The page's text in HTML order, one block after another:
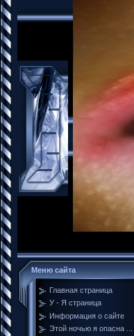
Меню сайта
Главная страница
У - Я страница
Информация о сайте
Этой ночью я опасна ...